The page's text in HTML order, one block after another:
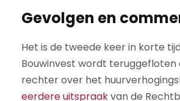
Gevolgen en
Het is de tweede keer in korte
Bouwinvest wordt teruggefloten
rechter over het
eerdere uitspraakvan de